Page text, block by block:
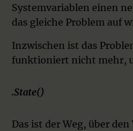
Systemvariablen einen
das gleiche Problem auf
Inzwischen ist das
funktioniert nicht mehr,
.State()
Das ist der Weg, über